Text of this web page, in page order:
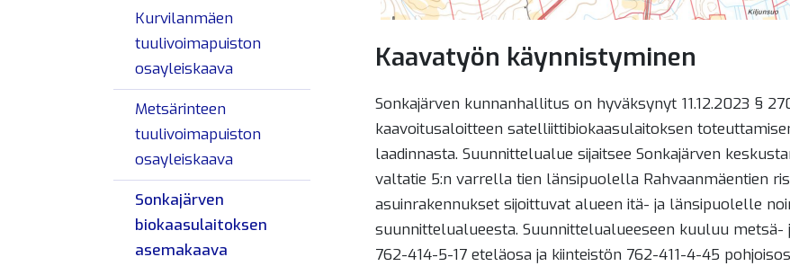
Kurvilanmäen
tuulivoimapuiston
osayleiskaava
Metsärinteen
tuulivoimapuiston
osayleiskaava
Sonkajärven
biokaasulaitoksen
asemakaava
Kaavatyön käynnistyminen
Sonkajärven kunnanhallitus on hyväksynyt 11.12.2023 §
kaavoitusaloitteen satelliittibiokaasulaitoksen
laadinnasta. Suunnittelualue sijaitsee Sonkajärven
valtatie 5:n varrella tien länsipuolella Rahvaanmäentien
asuinrakennukset sijoittuvat alueen itä- ja länsipuolelle
suunnittelualueesta. Suunnittelualueeseen kuuluu
762-414-5-17 eteläosa ja kiinteistön 762-411-4-45